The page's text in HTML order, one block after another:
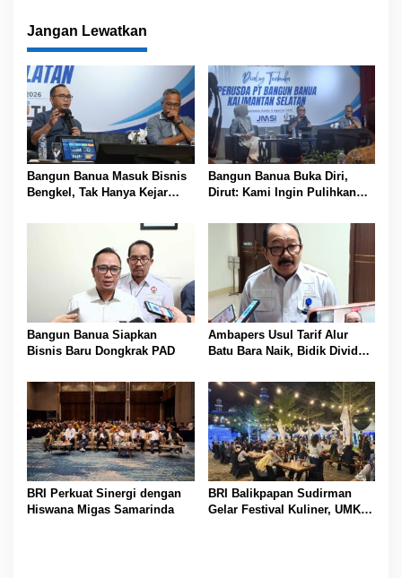
p
o
s
Jangan Lewatkan
Bangun Banua Masuk Bisnis
Bengkel, Tak Hanya Kejar
Bangun Banua Buka Diri,
Dirut: Kami Ingin Pulihkan
Bangun Banua Siapkan
Bisnis Baru Dongkrak PAD
Ambapers Usul Tarif Alur
Batu Bara Naik, Bidik Dividen
BRI Perkuat Sinergi dengan
Hiswana Migas Samarinda
BRI Balikpapan Sudirman
Gelar Festival Kuliner, UMKM